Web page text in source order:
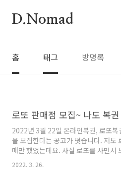
D.Nomad
홈 태그 방명록
2022년 3월 22일 온라인복권, 로또복
을 모집한다는 공고가 떳습니다. 저도
매만 했었는데요. 사실 로또를 사면서
매는 어떻게 하는 거지?라고 궁금했던
습니다. 최근에야 로또 판매점을 공개적
2022. 3. 26.